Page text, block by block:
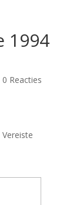
1994
0 Reacties
Vereiste